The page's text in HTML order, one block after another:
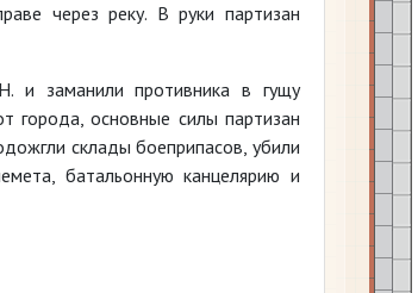
через реку. В руки партизан
и заманили противника в гущу
города, основные силы партизан
склады боеприпасов, убили
батальонную канцелярию и